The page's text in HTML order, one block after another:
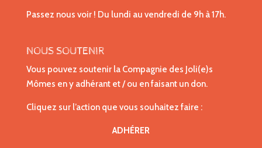
Passez nous voir ! Du lundi au vendredi de 9h à 17h.
NOUS SOUTENIR
Vous pouvez soutenir la Compagnie des Joli(e)s
Mômes en y adhérant et / ou en faisant un don.
Cliquez sur l’action que vous souhaitez faire :
ADHÉRER